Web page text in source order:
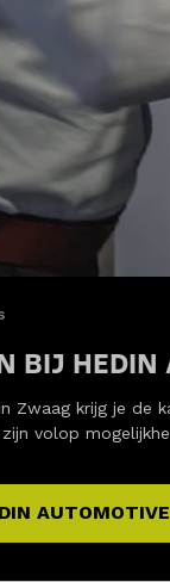
BIJ
Zwaag krijg je de
volop
AUTOMOTIVE